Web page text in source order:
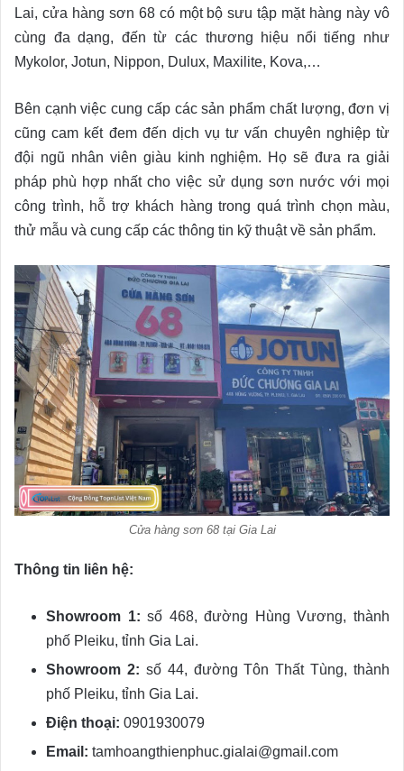
Lai, cửa hàng sơn 68 có một bộ sưu tập mặt hàng này vô
cùng đa dạng, đến từ các thương hiệu nổi tiếng như
Mykolor, Jotun, Nippon, Dulux, Maxilite, Kova,…
Bên cạnh việc cung cấp các sản phẩm chất lượng, đơn vị
cũng cam kết đem đến dịch vụ tư vấn chuyên nghiệp từ
đội ngũ nhân viên giàu kinh nghiệm. Họ sẽ đưa ra giải
pháp phù hợp nhất cho việc sử dụng sơn nước với mọi
công trình, hỗ trợ khách hàng trong quá trình chọn màu,
thử mẫu và cung cấp các thông tin kỹ thuật về sản phẩm.
Cửa hàng sơn 68 tại Gia Lai
Thông tin liên hệ:
Showroom 1: số 468, đường Hùng Vương, thành
phố Pleiku, tỉnh Gia Lai.
Showroom 2: số 44, đường Tôn Thất Tùng, thành
phố Pleiku, tỉnh Gia Lai.
Điện thoại: 0901930079
Email: tamhoangthienphuc.gialai@gmail.com